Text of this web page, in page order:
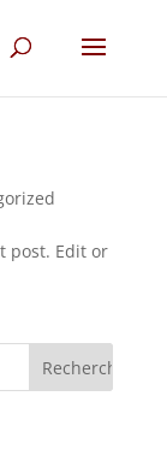
post. Edit or